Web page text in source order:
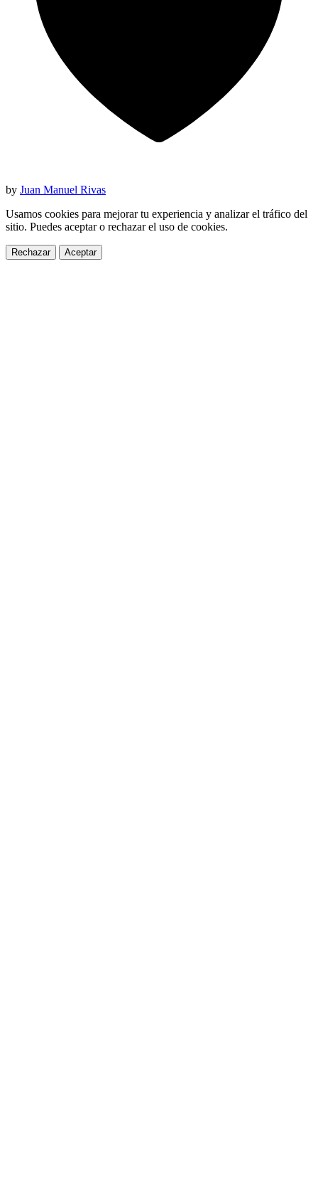
by Juan Manuel Rivas
Usamos cookies para mejorar tu experiencia y analizar el tráfico del
sitio. Puedes aceptar o rechazar el uso de cookies.
Rechazar Aceptar